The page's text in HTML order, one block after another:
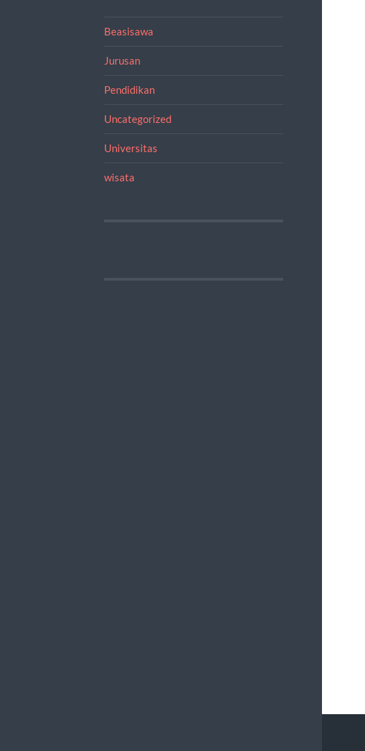
Beasisawa
Jurusan
Pendidikan
Uncategorized
Universitas
wisata